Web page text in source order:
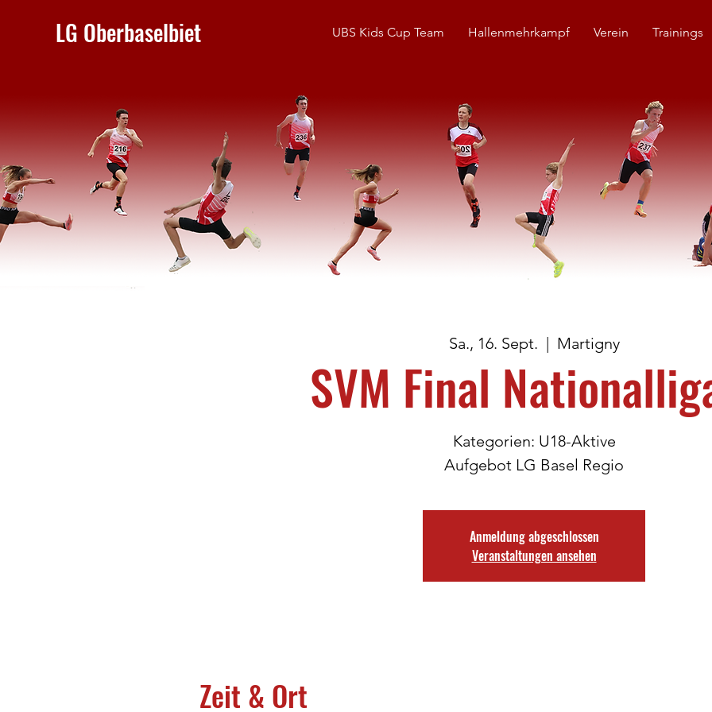
LG Oberbaselbiet UBS Kids Cup Team Hallenmehrkampf Verein Trainings
Sa., 16. Sept.
  |
Martigny
SVM Final
Kategorien: U18-Aktive
Aufgebot LG Basel Regio
Anmeldung abgeschlossen
Veranstaltungen ansehen
Zeit & Ort